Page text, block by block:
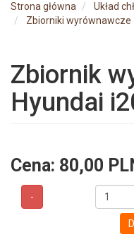
Strona główna
Układ
Zbiorniki wyrównawcze
Zbiornik
Hyundai
Cena: 80,00
-